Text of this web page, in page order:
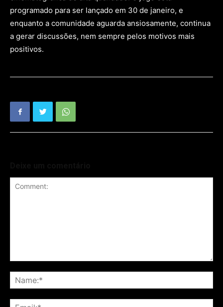
programado para ser lançado em 30 de janeiro, e
enquanto a comunidade aguarda ansiosamente, continua
a gerar discussões, nem sempre pelos motivos mais
positivos.